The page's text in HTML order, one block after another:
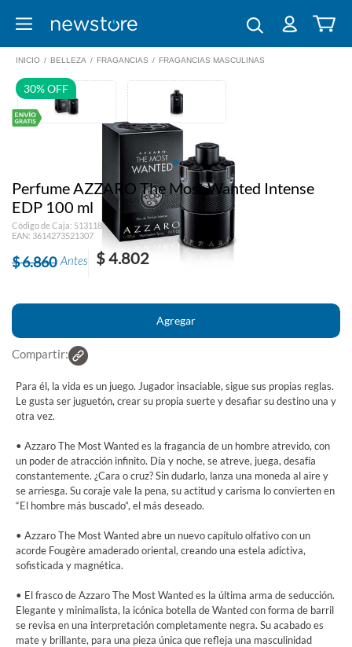
INICIO / BELLEZA / FRAGANCIAS / FRAGANCIAS MASCULINAS
30% OFF
Perfume AZZARO The Most Wanted Intense
EDP 100 ml
Código de Caja: 513118
EAN: 3614273521307
Antes
$ 6.860 $ 4.802
Compartir:
Para él, la vida es un juego. Jugador insaciable, sigue sus propias reglas.
Le gusta ser juguetón, crear su propia suerte y desafiar su destino una y
otra vez.
• Azzaro The Most Wanted es la fragancia de un hombre atrevido, con
un poder de atracción infinito. Día y noche, se atreve, juega, desafía
constantemente. ¿Cara o cruz? Sin dudarlo, lanza una moneda al aire y
se arriesga. Su coraje vale la pena, su actitud y carisma lo convierten en
“El hombre más buscado”, el más deseado.
• Azzaro The Most Wanted abre un nuevo capítulo olfativo con un
acorde Fougère amaderado oriental, creando una estela adictiva,
sofisticada y magnética.
• El frasco de Azzaro The Most Wanted es la última arma de seducción.
Elegante y minimalista, la icónica botella de Wanted con forma de barril
se revisa en una interpretación completamente negra. Su acabado es
mate y brillante, para una pieza única que refleja una masculinidad